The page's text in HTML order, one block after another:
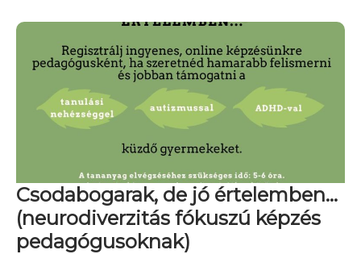
Csodabogarak, de jó értelemben…
(neurodiverzitás fókuszú képzés
pedagógusoknak)